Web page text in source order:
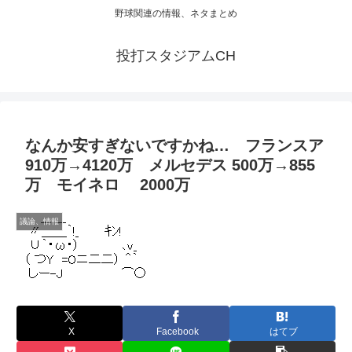
野球関連の情報、ネタまとめ
投打スタジアムCH
なんか安すぎないですかね… フランスア
910万→4120万 メルセデス 500万→855
万 モイネロ 2000万
議論、情報
X Facebook はてブ